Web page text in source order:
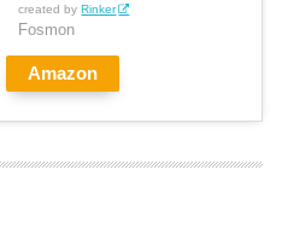
created byRinker
Fosmon
Amazon